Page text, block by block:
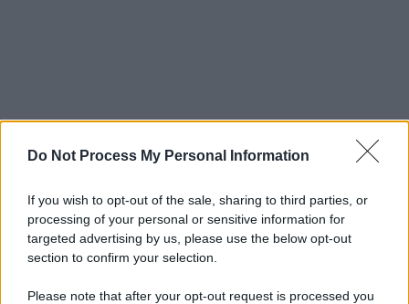
Do Not Process My Personal Information
If you wish to opt-out of the sale, sharing to third parties, or
processing of your personal or sensitive information for
targeted advertising by us, please use the below opt-out
section to confirm your selection.
Please note that after your opt-out request is processed you